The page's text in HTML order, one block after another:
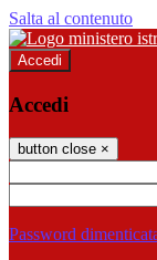
Salta al contenuto
Accedi
Accedi
button close ×
Password